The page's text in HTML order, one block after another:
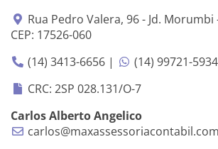
Rua Pedro Valera, 96 - Jd. Morumbi
CEP: 17526-060
(14) 3413-6656 |
(14) 99721-5934
CRC: 2SP 028.131/O-7
Carlos Alberto Angelico